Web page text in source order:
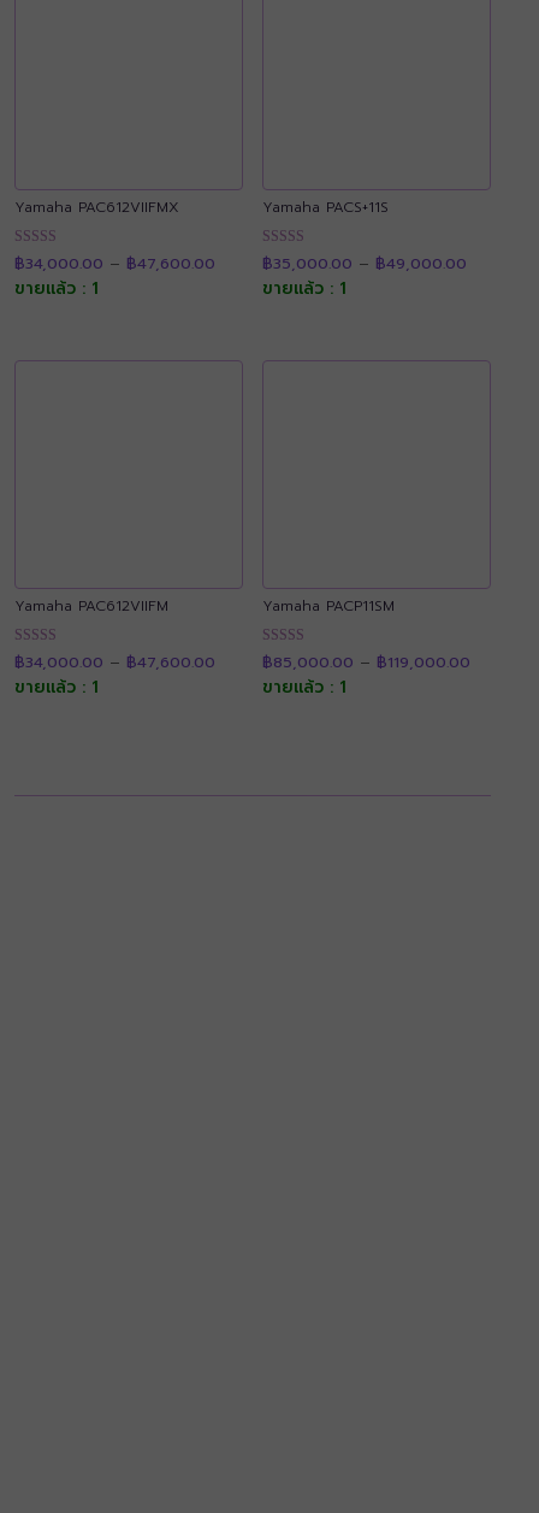
Yamaha PAC612VIIFMX
ให้คะแนน
4.89
ตั้งแต่ 1-5
฿34,000.00 – ฿47,600.00
฿34,000.00
through
ขายแล้ว : 1
Yamaha PACS+11S
ให้คะแนน
4.91
ตั้งแต่ 1-5
฿35,000.00 – ฿49,000.00range:
ขายแล้ว : 1
Yamaha PAC612VIIFM
ให้คะแนน
4.89
ตั้งแต่ 1-5
฿34,000.00 – ฿47,600.00
฿34,000.00
through
ขายแล้ว : 1
Yamaha PACP11SM
ให้คะแนน
4.90
ตั้งแต่ 1-5
฿85,000.00 – ฿119,000.00range:
ขายแล้ว : 1